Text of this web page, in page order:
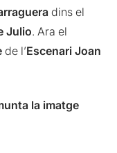
dins el
Julio. Ara el
de l’Escenari Joan
la imatge